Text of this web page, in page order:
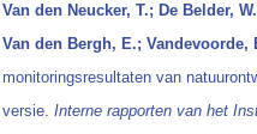
Van den Neucker, T.; De Belder,
Van den Bergh, E.; Vandevoorde,
monitoringsresultaten van
versie. Interne rapporten van het